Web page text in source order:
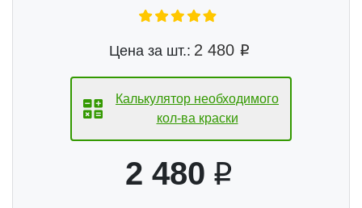
Цена за шт.: 2 480
Калькулятор необходимого
кол-ва краски
2 480